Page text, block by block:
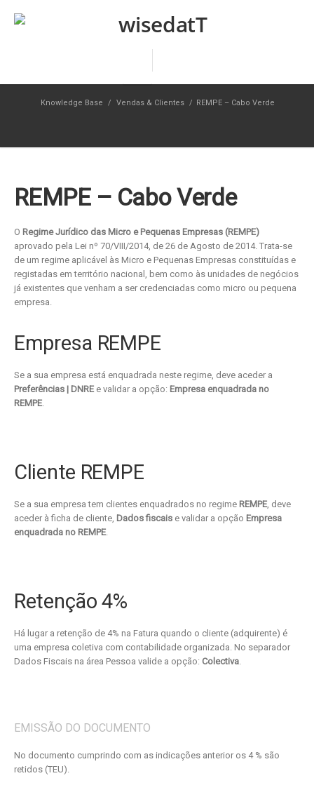
Knowledge Base / Vendas & Clientes / REMPE – Cabo Verde
REMPE – Cabo Verde
O Regime Jurídico das Micro e Pequenas Empresas (REMPE)
aprovado pela Lei nº 70/VIII/2014, de 26 de Agosto de 2014. Trata-se
de um regime aplicável às Micro e Pequenas Empresas constituídas e
registadas em território nacional, bem como às unidades de negócios
já existentes que venham a ser credenciadas como micro ou pequena
empresa.
Empresa REMPE
Se a sua empresa está enquadrada neste regime, deve aceder a
Preferências | DNREe validar a opção: Empresa enquadrada no
REMPE.
Cliente REMPE
Se a sua empresa tem clientes enquadrados no regime REMPE, deve
aceder à ficha de cliente, Dados fiscais e validar a opção Empresa
enquadrada no REMPE.
Retenção 4%
Há lugar a retenção de 4% na Fatura quando o cliente (adquirente) é
uma empresa coletiva com contabilidade organizada. No separador
Dados Fiscais na área Pessoa valide a opção: Colectiva.
EMISSÃO DO DOCUMENTO
No documento cumprindo com as indicações anterior os 4 % são
retidos (TEU).